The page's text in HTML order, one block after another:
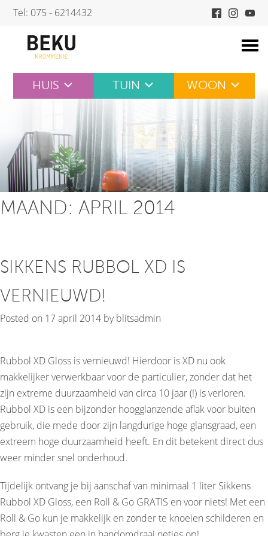
Skip
content
Tel: 075 - 6214432
HUIS TUIN WOON
MAAND: APRIL 2014
SIKKENS RUBBOL XD IS
VERNIEUWD!
Posted on 17 april 2014 byblitsadmin
Rubbol XD Gloss is vernieuwd! Hierdoor is XD nu ook
makkelijker verwerkbaar voor de particulier, zonder dat het
zijn extreme duurzaamheid van circa 10 jaar (!) is verloren.
Rubbol XD is een bijzonder hoogglanzende aflak voor buiten
gebruik, die mede door zijn langdurige hoge glansgraad, een
extreem hoge duurzaamheid heeft. En dit betekent direct dus
weer minder snel onderhoud.
Tijdelijk ontvang je bij aanschaf van minimaal 1 liter Sikkens
Rubbol XD Gloss, een Roll & Go GRATIS en voor niets! Met een
Roll & Go kun je makkelijk en zonder te knoeien schilderen en